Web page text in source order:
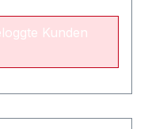
Kunden